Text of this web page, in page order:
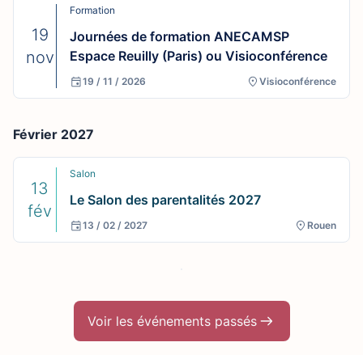
19
nov
Formation
Journées de formation ANECAMSP
Espace Reuilly (Paris) ou Visioconférence
19 / 11 / 2026 Visioconférence
Février 2027
13
fév
Salon
Le Salon des parentalités 2027
13 / 02 / 2027 Rouen
Voir les événements passés